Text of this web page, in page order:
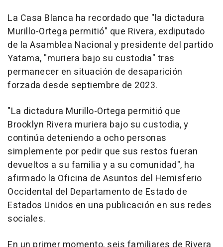
La Casa Blanca ha recordado que "la dictadura
Murillo-Ortega permitió" que Rivera, exdiputado
de la Asamblea Nacional y presidente del partido
Yatama, "muriera bajo su custodia" tras
permanecer en situación de desaparición
forzada desde septiembre de 2023.
"La dictadura Murillo-Ortega permitió que
Brooklyn Rivera muriera bajo su custodia, y
continúa deteniendo a ocho personas
simplemente por pedir que sus restos fueran
devueltos a su familia y a su comunidad", ha
afirmado la Oficina de Asuntos del Hemisferio
Occidental del Departamento de Estado de
Estados Unidos en una publicación en sus redes
sociales.